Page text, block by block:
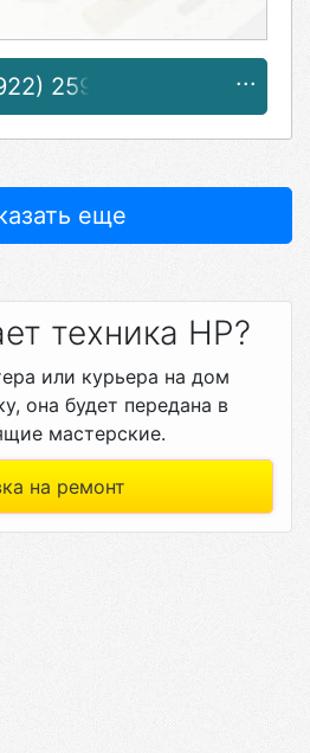
259-86-82
еще
техника HP?
или курьера на дом
она будет передана в
мастерские.
на ремонт